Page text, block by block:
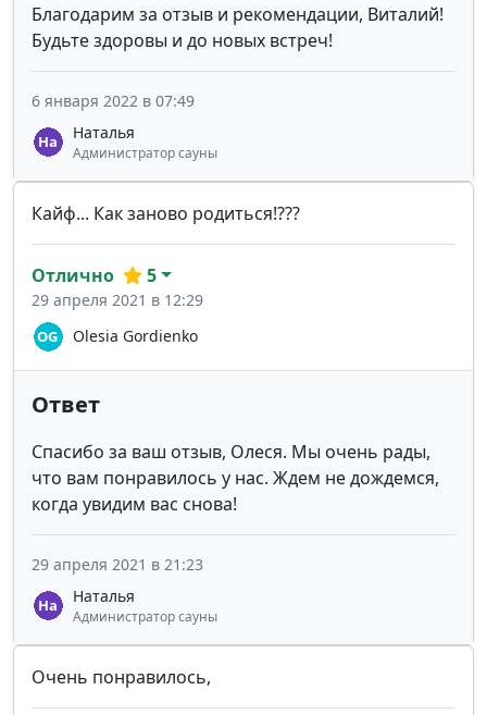
Благодарим за отзыв и рекомендации, Виталий!
Будьте здоровы и до новых встреч!
Наталья
Администратор сауны
6 января 2022 в 07:49
Кайф... Как заново родиться!???
Olesia Gordienko
Отлично 5
29 апреля 2021 в 12:29
Ответ
Спасибо за ваш отзыв, Олеся. Мы очень рады,
что вам понравилось у нас. Ждем не дождемся,
когда увидим вас снова!
Наталья
Администратор сауны
29 апреля 2021 в 21:23
Очень понравилось,